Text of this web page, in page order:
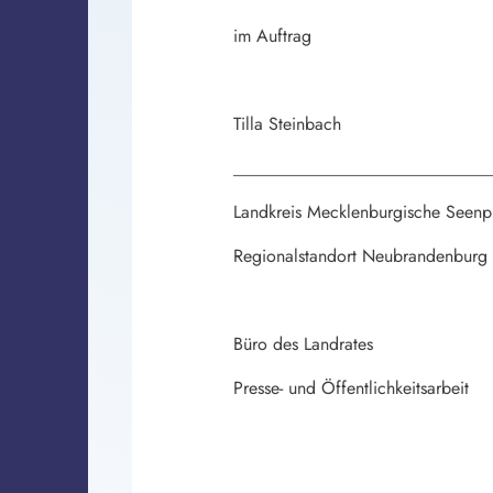
im Auftrag
Tilla Steinbach
Landkreis Mecklenburgische
Regionalstandort Neubrandenburg
Büro des Landrates
Presse- und Öffentlichkeitsarbeit